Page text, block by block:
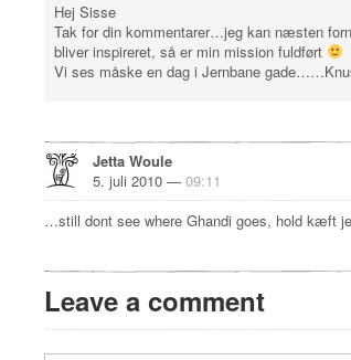
Hej Sisse
Tak for din kommentarer…jeg kan næsten
bliver inspireret, så er min mission fuldført
Vi ses måske en dag i Jernbane
Jetta Woule
5. juli 2010 — 09:11
…still dont see where Ghandi goes, hold kæft
Leave a comment